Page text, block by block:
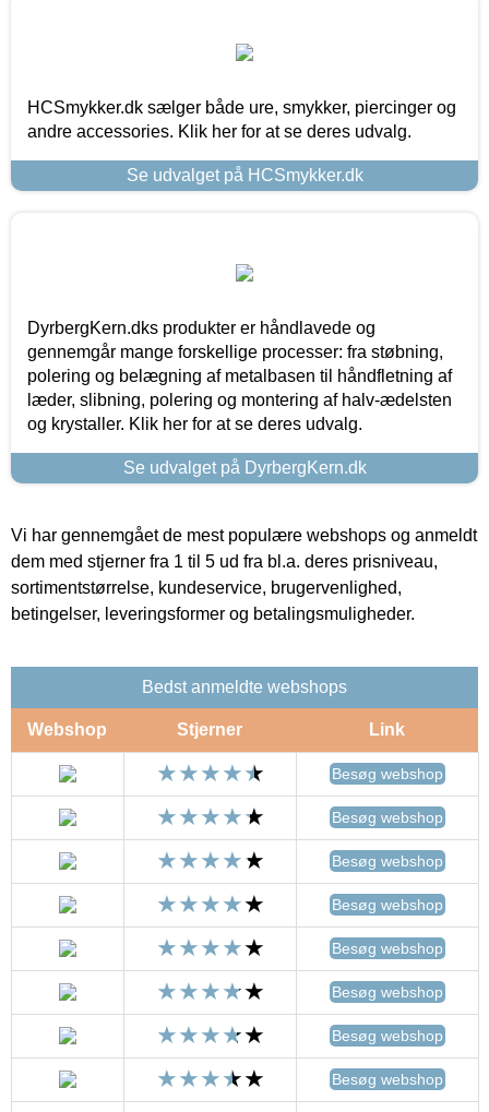
HCSmykker.dk sælger både ure, smykker, piercinger og
andre accessories. Klik her for at se deres udvalg.
Se udvalget på HCSmykker.dk
DyrbergKern.dks produkter er håndlavede og
gennemgår mange forskellige processer: fra støbning,
polering og belægning af metalbasen til håndfletning af
læder, slibning, polering og montering af halv-ædelsten
og krystaller. Klik her for at se deres udvalg.
Se udvalget på DyrbergKern.dk
Vi har gennemgået de mest populære webshops og anmeldt
dem med stjerner fra 1 til 5 ud fra bl.a. deres prisniveau,
sortimentstørrelse, kundeservice, brugervenlighed,
betingelser, leveringsformer og betalingsmuligheder.
Bedst anmeldte webshops
Webshop Stjerner Link
Besøg webshop
Besøg webshop
Besøg webshop
Besøg webshop
Besøg webshop
Besøg webshop
Besøg webshop
Besøg webshop